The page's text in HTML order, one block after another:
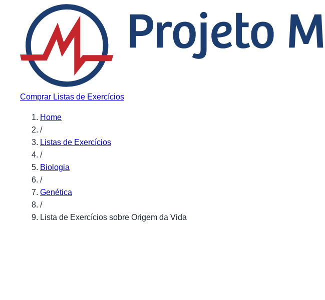
Pular para o conteúdo
Comprar Listas de Exercícios
Home
/
Listas de Exercícios
/
Biologia
/
Genética
/
Lista de Exercícios sobre Origem da Vida